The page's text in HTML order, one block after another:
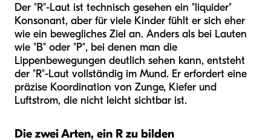
Der "R"-Laut ist technisch gesehen ein "liquider"
Konsonant, aber für viele Kinder fühlt er sich eher
wie ein bewegliches Ziel an. Anders als bei Lauten
wie "B" oder "P", bei denen man die
Lippenbewegungen deutlich sehen kann, entsteht
der "R"-Laut vollständig im Mund. Er erfordert eine
präzise Koordination von Zunge, Kiefer und
Luftstrom, die nicht leicht sichtbar ist.
Die zwei Arten, ein R zu bilden